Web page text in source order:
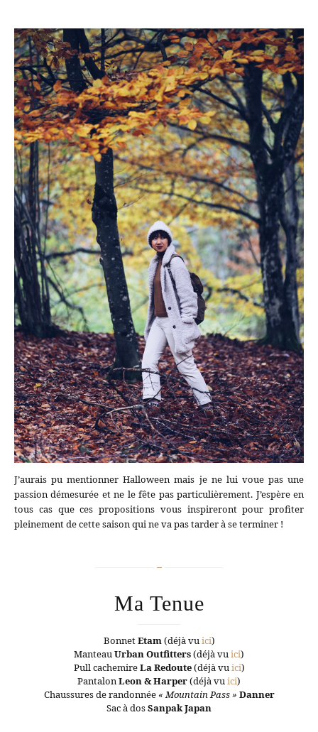
J’aurais pu mentionner Halloween mais je ne lui voue pas une
passion démesurée et ne le fête pas particulièrement. J’espère en
tous cas que ces propositions vous inspireront pour profiter
pleinement de cette saison qui ne va pas tarder à se terminer !
Ma Tenue
BonnetEtam(déjà vuici)
ManteauUrban Outfitters(déjà vuici)
Pull cachemireLa Redoute(déjà vuici)
PantalonLeon & Harper(déjà vuici)
Chaussures de randonnée« Mountain Pass » Danner
Sac à dosSanpak Japan